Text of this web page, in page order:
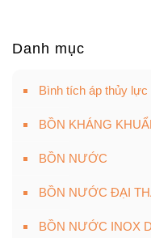
Danh mục
Bình tích áp thủy lực
BỒN KHÁNG
BỒN NƯỚC
BỒN NƯỚC ĐẠI
BỒN NƯỚC INOX